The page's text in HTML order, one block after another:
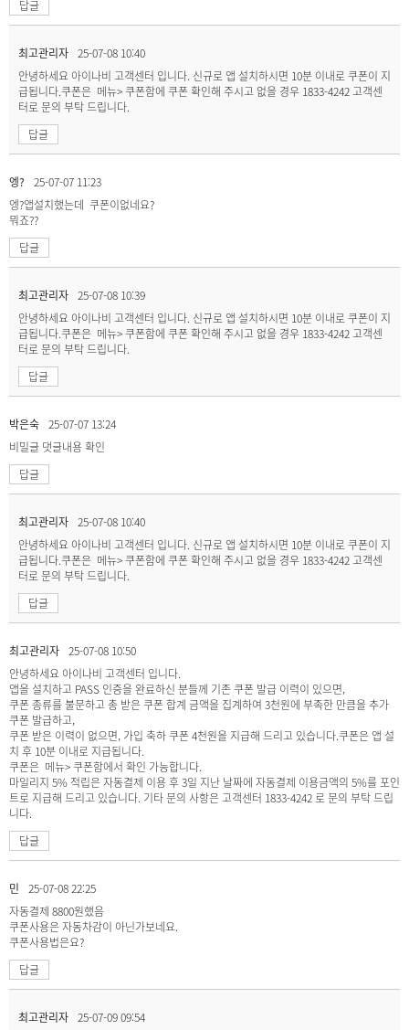
답글
최고관리자 25-07-08 10:40
안녕하세요 아이나비 고객센터 입니다. 신규로 앱 설치하시면 10분 이내로 쿠폰이 지
급됩니다.쿠폰은 메뉴> 쿠폰함에 쿠폰 확인해 주시고 없을 경우 1833-4242 고객센
터로 문의 부탁 드립니다.
답글
엥?
25-07-07 11:23
엥?앱설치했는데 쿠폰이없네요?
뭐죠??
답글
최고관리자 25-07-08 10:39
안녕하세요 아이나비 고객센터 입니다. 신규로 앱 설치하시면 10분 이내로 쿠폰이 지
급됩니다.쿠폰은 메뉴> 쿠폰함에 쿠폰 확인해 주시고 없을 경우 1833-4242 고객센
터로 문의 부탁 드립니다.
답글
박은숙 25-07-07 13:24
비밀글 댓글내용 확인
답글
최고관리자 25-07-08 10:40
안녕하세요 아이나비 고객센터 입니다. 신규로 앱 설치하시면 10분 이내로 쿠폰이 지
급됩니다.쿠폰은 메뉴> 쿠폰함에 쿠폰 확인해 주시고 없을 경우 1833-4242 고객센
터로 문의 부탁 드립니다.
답글
최고관리자 25-07-08 10:50
안녕하세요 아이나비 고객센터 입니다.
앱을 설치하고 PASS 인증을 완료하신 분들께 기존 쿠폰 발급 이력이 있으면,
쿠폰 종류를 불문하고 총 받은 쿠폰 합계 금액을 집계하여 3천원에 부족한 만큼을 추가
쿠폰 발급하고,
쿠폰 받은 이력이 없으면, 가입 축하 쿠폰 4천원을 지급해 드리고 있습니다.쿠폰은 앱 설
치 후 10분 이내로 지급됩니다.
쿠폰은 메뉴> 쿠폰함에서 확인 가능합니다.
마일리지 5% 적립은 자동결제 이용 후 3일 지난 날짜에 자동결제 이용금액의 5%를 포인
트로 지급해 드리고 있습니다. 기타 문의 사항은 고객센터 1833-4242 로 문의 부탁 드립
니다.
답글
민
25-07-08 22:25
자동결제 8800원했음
쿠폰사용은 자동차감이 아닌가보네요.
쿠폰사용법은요?
답글
최고관리자 25-07-09 09:54